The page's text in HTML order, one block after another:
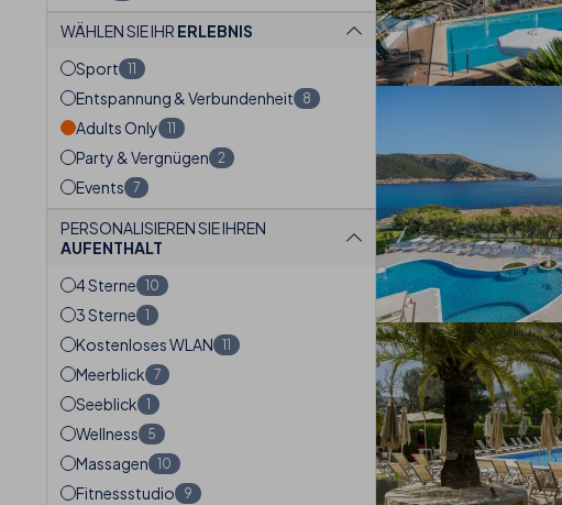
WÄHLEN SIE IHR ERLEBNIS
Sport 11
Entspannung & Verbundenheit 8
Adults Only 11
Party & Vergnügen 2
Events 7
PERSONALISIEREN SIE IHREN
AUFENTHALT
4 Sterne 10
3 Sterne 1
Kostenloses WLAN 11
Meerblick 7
Seeblick 1
Wellness 5
Massagen 10
Fitnessstudio 9